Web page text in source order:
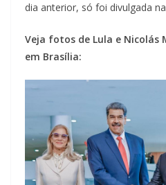
dia anterior, só foi divulgada
Veja fotos de Lula e Nicolás
em Brasília: